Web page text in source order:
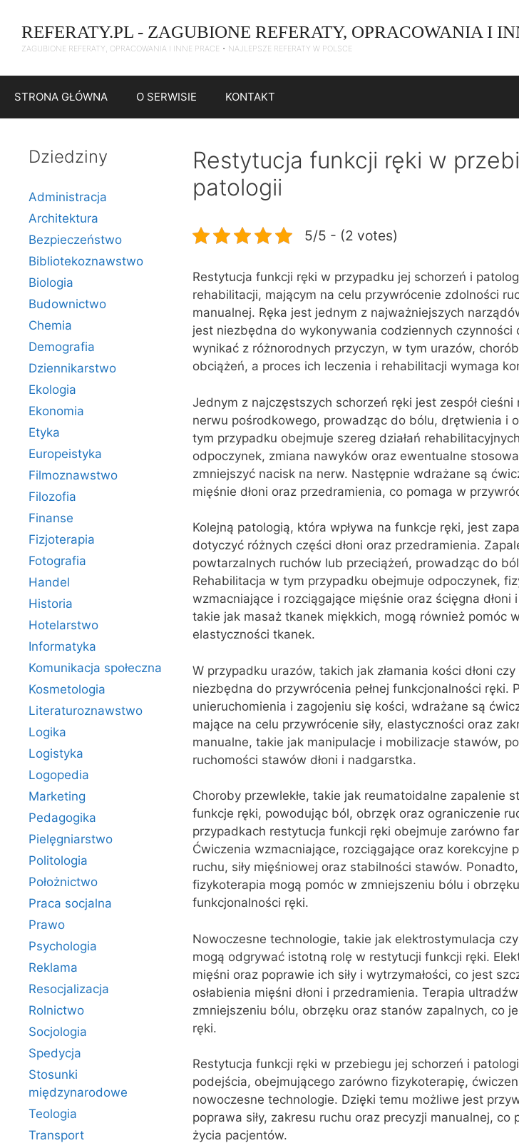
treści
REFERATY.PL - ZAGUBIONE REFERATY, OPRACOWANIA I
ZAGUBIONE REFERATY, OPRACOWANIA I INNE PRACE • NAJLEPSZE REFERATY W POLSCE
STRONA GŁÓWNA O SERWISIE KONTAKT
Restytucja funkcji ręki w
patologii
5/5 - (2 votes)
Restytucja funkcji ręki w przypadku jej schorzeń i
rehabilitacji, mającym na celu przywrócenie zdolności
manualnej. Ręka jest jednym z najważniejszych
jest niezbędna do wykonywania codziennych czynności
wynikać z różnorodnych przyczyn, w tym urazów,
obciążeń, a proces ich leczenia i rehabilitacji wymaga
Jednym z najczęstszych schorzeń ręki jest zespół
nerwu pośrodkowego, prowadząc do bólu, drętwienia i
tym przypadku obejmuje szereg działań
odpoczynek, zmiana nawyków oraz ewentualne
zmniejszyć nacisk na nerw. Następnie wdrażane są
mięśnie dłoni oraz przedramienia, co pomaga w
Kolejną patologią, która wpływa na funkcje ręki, jest
dotyczyć różnych części dłoni oraz przedramienia.
powtarzalnych ruchów lub przeciążeń, prowadząc do
Rehabilitacja w tym przypadku obejmuje odpoczynek,
wzmacniające i rozciągające mięśnie oraz ścięgna
takie jak masaż tkanek miękkich, mogą również pomóc
elastyczności tkanek.
W przypadku urazów, takich jak złamania kości dłoni
niezbędna do przywrócenia pełnej funkcjonalności ręki.
unieruchomienia i zagojeniu się kości, wdrażane są
mające na celu przywrócenie siły, elastyczności oraz
manualne, takie jak manipulacje i mobilizacje stawów,
ruchomości stawów dłoni i nadgarstka.
Choroby przewlekłe, takie jak reumatoidalne zapalenie
funkcje ręki, powodując ból, obrzęk oraz ograniczenie
przypadkach restytucja funkcji ręki obejmuje zarówno
Ćwiczenia wzmacniające, rozciągające oraz korekcyjne
ruchu, siły mięśniowej oraz stabilności stawów.
fizykoterapia mogą pomóc w zmniejszeniu bólu i
funkcjonalności ręki.
Nowoczesne technologie, takie jak elektrostymulacja
mogą odgrywać istotną rolę w restytucji funkcji ręki.
mięśni oraz poprawie ich siły i wytrzymałości, co jest
osłabienia mięśni dłoni i przedramienia. Terapia
zmniejszeniu bólu, obrzęku oraz stanów zapalnych, co
ręki.
Restytucja funkcji ręki w przebiegu jej schorzeń i
podejścia, obejmującego zarówno fizykoterapię,
nowoczesne technologie. Dzięki temu możliwe jest
poprawa siły, zakresu ruchu oraz precyzji manualnej,
życia pacjentów.
Dziedziny
Administracja
Architektura
Bezpieczeństwo
Bibliotekoznawstwo
Biologia
Budownictwo
Chemia
Demografia
Dziennikarstwo
Ekologia
Ekonomia
Etyka
Europeistyka
Filmoznawstwo
Filozofia
Finanse
Fizjoterapia
Fotografia
Handel
Historia
Hotelarstwo
Informatyka
Komunikacja społeczna
Kosmetologia
Literaturoznawstwo
Logika
Logistyka
Logopedia
Marketing
Pedagogika
Pielęgniarstwo
Politologia
Położnictwo
Praca socjalna
Prawo
Psychologia
Reklama
Resocjalizacja
Rolnictwo
Socjologia
Spedycja
Stosunki
międzynarodowe
Teologia
Transport